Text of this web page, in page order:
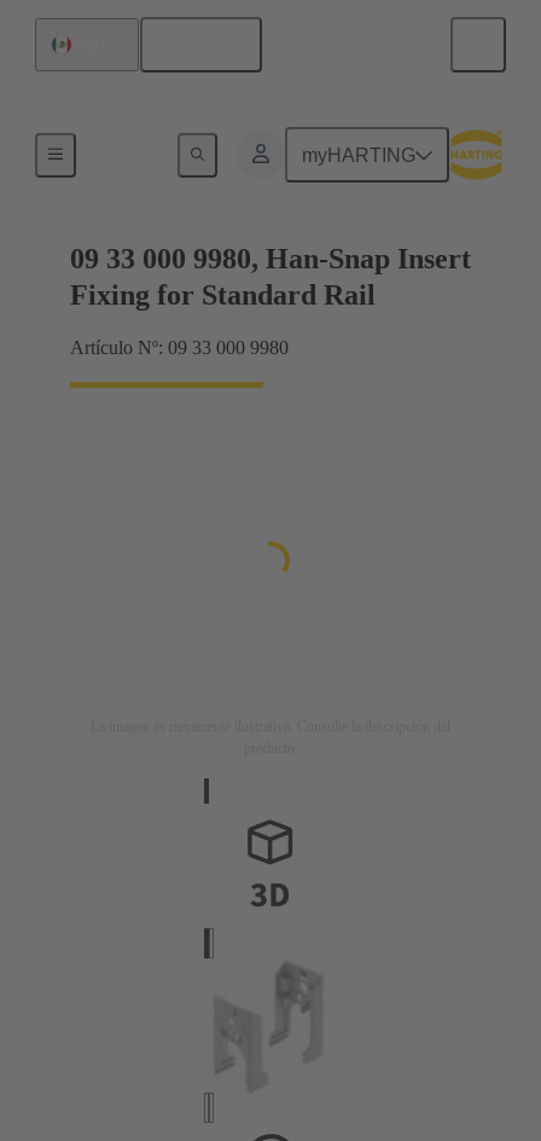
myHARTING
Soporte de inserto
09 33 000 9980, Han-Snap Insert
Fixing for Standard Rail
Artículo Nº: 09 33 000 9980